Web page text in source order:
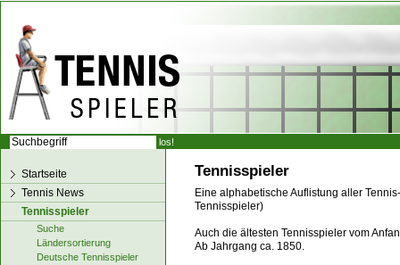
Tennisspieler
Eine alphabetische Auflistung aller
Tennisspieler)
Auch die ältesten Tennisspieler vom
Ab Jahrgang ca. 1850.
Startseite
Tennis News
Tennisspieler
Suche
Ländersortierung
Deutsche Tennisspieler
los!